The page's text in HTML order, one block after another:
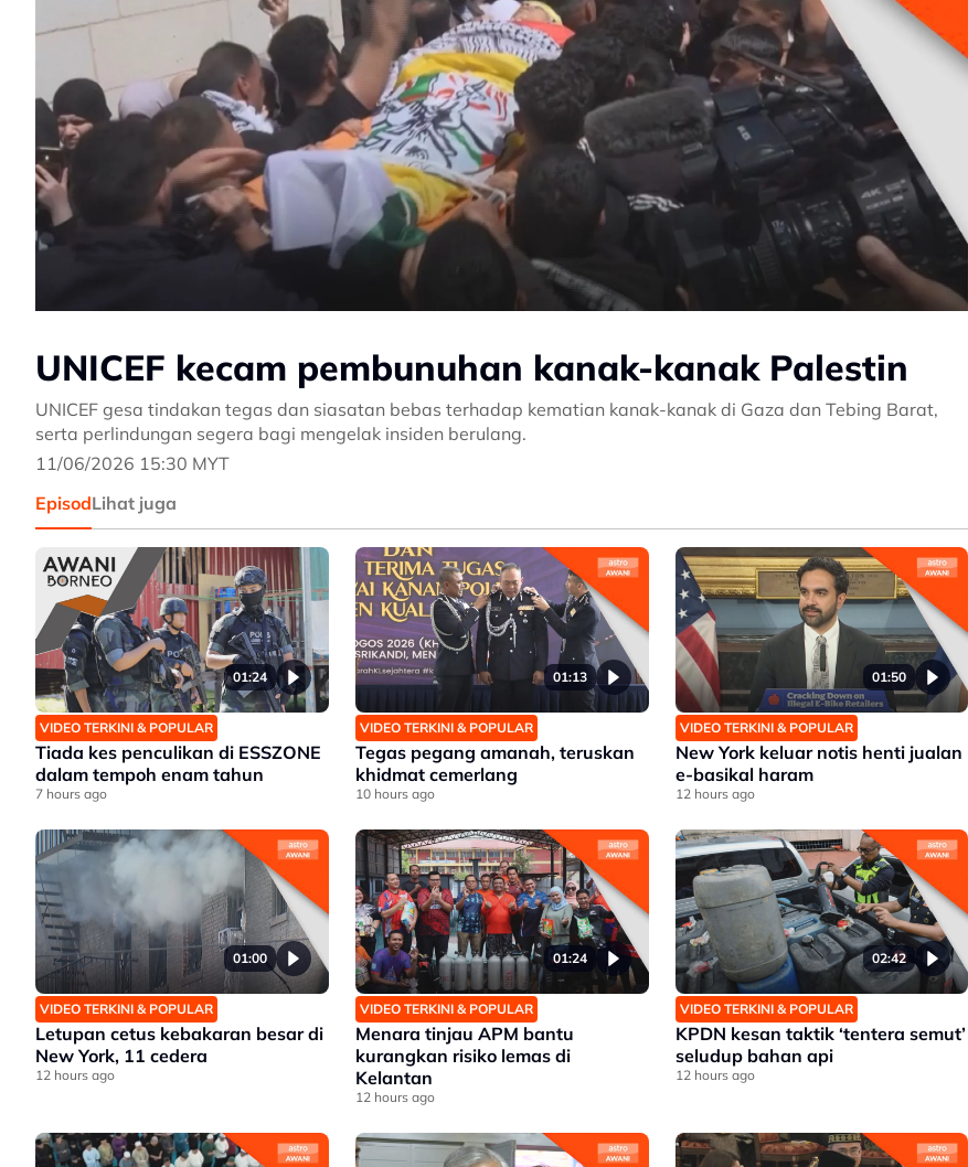
UNICEF kecam pembunuhan kanak-kanak Palestin
UNICEF gesa tindakan tegas dan siasatan bebas terhadap kematian kanak-kanak di Gaza dan Tebing Barat,
serta perlindungan segera bagi mengelak insiden berulang.
11/06/2026 15:30 MYT
EpisodLihat juga
01:24
VIDEO TERKINI & POPULAR
Tiada kes penculikan di ESSZONE
dalam tempoh enam tahun
7 hours ago
01:13
VIDEO TERKINI & POPULAR
Tegas pegang amanah, teruskan
khidmat cemerlang
10 hours ago
01:50
VIDEO TERKINI & POPULAR
New York keluar notis henti jualan
e-basikal haram
12 hours ago
01:00
VIDEO TERKINI & POPULAR
Letupan cetus kebakaran besar di
New York, 11 cedera
12 hours ago
01:24
VIDEO TERKINI & POPULAR
Menara tinjau APM bantu
kurangkan risiko lemas di
Kelantan
12 hours ago
02:42
VIDEO TERKINI & POPULAR
KPDN kesan taktik ‘tentera semut’
seludup bahan api
12 hours ago